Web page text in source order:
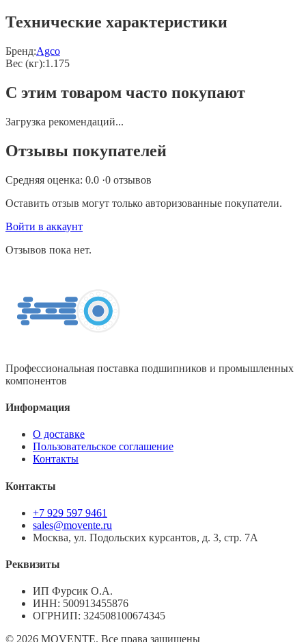
Технические характеристики
Бренд:Agco
Вес (кг):1.175
С этим товаром часто покупают
Загрузка рекомендаций...
Отзывы покупателей
Средняя оценка: 0.0 ·0 отзывов
Оставить отзыв могут только авторизованные покупатели.
Войти в аккаунт
Отзывов пока нет.
Профессиональная поставка подшипников и промышленных
компонентов
Информация
О доставке
Пользовательское соглашение
Контакты
Контакты
+7 929 597 9461
sales@movente.ru
Москва, ул. Подольских курсантов, д. 3, стр. 7А
Реквизиты
ИП Фурсик О.А.
ИНН: 500913455876
ОГРНИП: 324508100674345
© 2026 MOVENTE. Все права защищены